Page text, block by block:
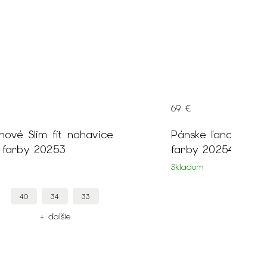
Slim fit nohavice
20253
40 34 33
+ ďalšie
Pánske ľanové
farby 20254
Skladom
69 €